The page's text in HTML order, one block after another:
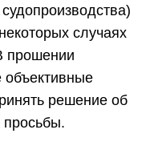
случаях
прошении
объективные
решение об
просьбы.